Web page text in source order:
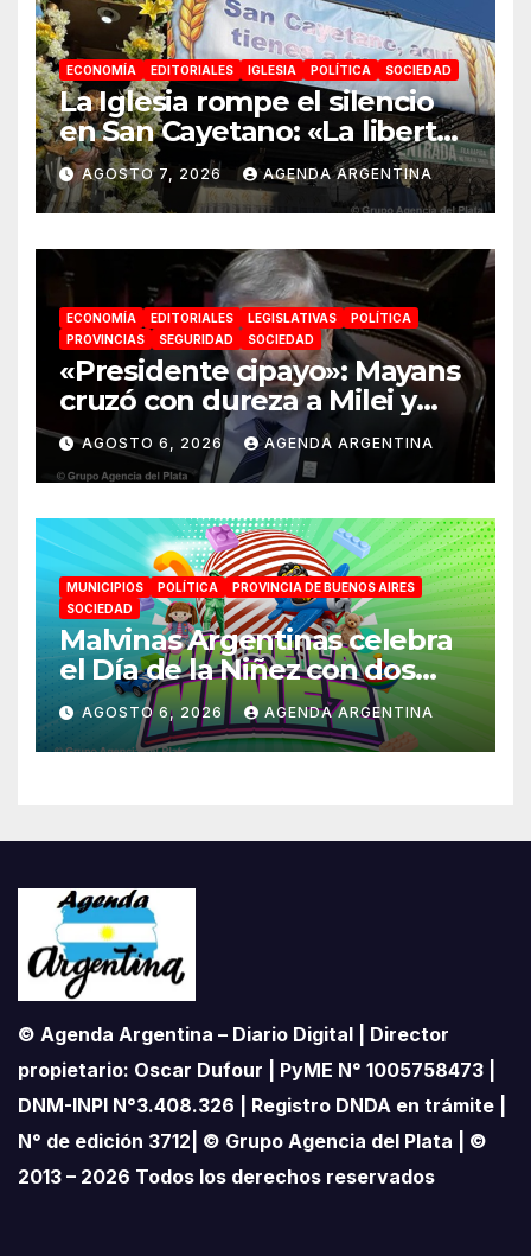
ECONOMÍA EDITORIALES IGLESIA POLÍTICA SOCIEDAD
La Iglesia rompe el silencio
en San Cayetano: «La libertad
económica no puede ser
absoluta»
AGOSTO 7, 2026 AGENDA ARGENTINA
ECONOMÍA EDITORIALES LEGISLATIVAS
POLÍTICA
PROVINCIAS
SEGURIDAD SOCIEDAD
«Presidente cipayo»: Mayans
cruzó con dureza a Milei y
advirtió sobre un juicio
político por traición a la
Patria
AGOSTO 6, 2026 AGENDA ARGENTINA
MUNICIPIOS POLÍTICA
PROVINCIA DE BUENOS AIRES
SOCIEDAD
Malvinas Argentinas celebra
el Día de la Niñez con dos
jornadas de juegos,
espectáculos y actividades
para toda la familia
AGOSTO 6, 2026 AGENDA ARGENTINA
© Agenda Argentina – Diario Digital | Director
propietario: Oscar Dufour | PyME N° 1005758473 |
DNM-INPI N°3.408.326 | Registro DNDA en trámite |
N° de edición 3712| © Grupo Agencia del Plata | ©
2013 – 2026 Todos los derechos reservados